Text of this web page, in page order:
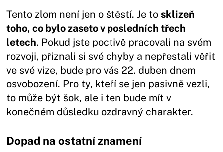
Tento zlom není jen o štěstí. Je tosklizeň
toho, co bylo zaseto v posledních třech
letech. Pokud jste poctivě pracovali na svém
rozvoji, přiznali si své chyby a nepřestali věřit
ve své vize, bude pro vás 22. duben dnem
osvobození. Pro ty, kteří se jen pasivně vezli,
to může být šok, ale i ten bude mít v
konečném důsledku ozdravný charakter.
Dopad na ostatní znamení